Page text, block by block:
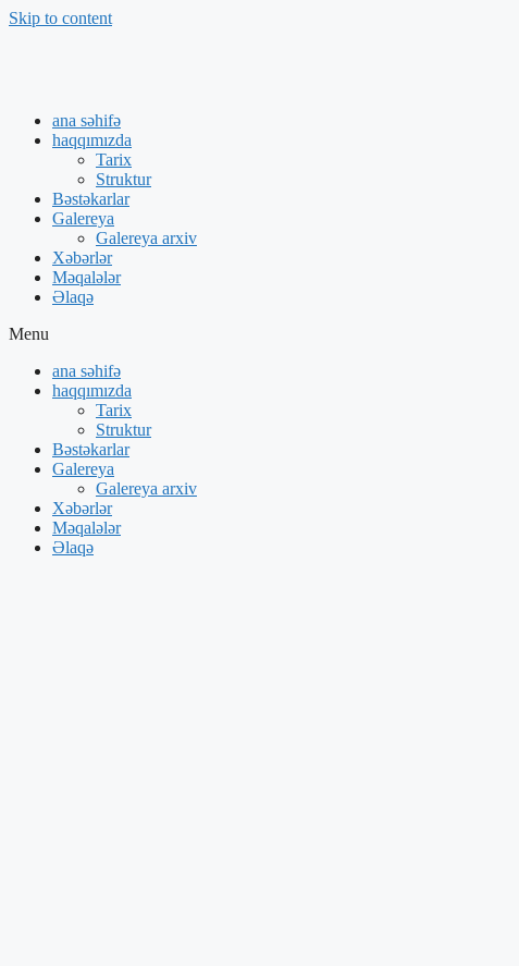
Skip to content
ana səhifə
haqqımızda
Tarix
Struktur
Bəstəkarlar
Galereya
Galereya arxiv
Xəbərlər
Məqalələr
Əlaqə
Menu
ana səhifə
haqqımızda
Tarix
Struktur
Bəstəkarlar
Galereya
Galereya arxiv
Xəbərlər
Məqalələr
Əlaqə